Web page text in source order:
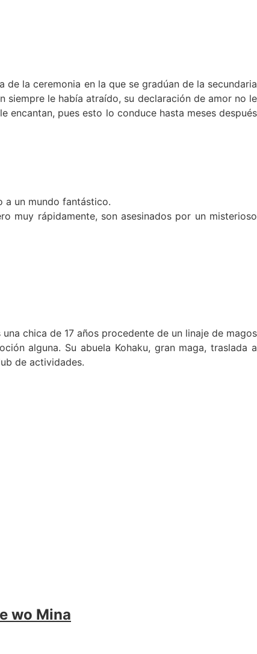
la ceremonia en la que se gradúan de la secundaria
siempre le había atraído, su declaración de amor no le
encantan, pues esto lo conduce hasta meses después
a un mundo fantástico.
muy rápidamente, son asesinados por un misterioso
chica de 17 años procedente de un linaje de magos
alguna. Su abuela Kohaku, gran maga, traslada a
de actividades.
wo Mina